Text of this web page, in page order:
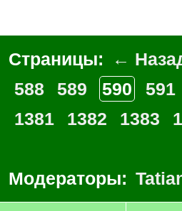
Страницы: ←
588
589 590 591
1381
1382 1383
Модераторы: